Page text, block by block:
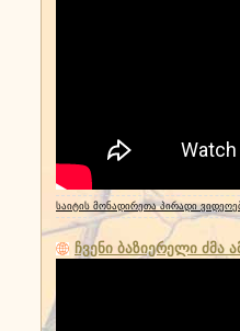
საიტის მონადირეთა პირადი
ჩვენი ბაზიერელი ძმა